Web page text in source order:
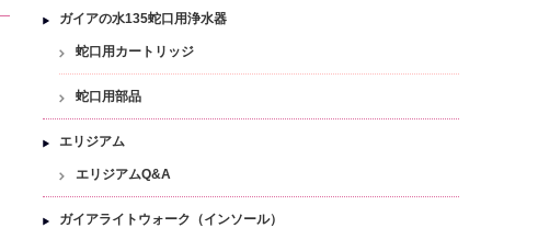
ガイアの水135蛇口用浄水器
蛇口用カートリッジ
蛇口用部品
エリジアム
エリジアムQ&A
ガイアライトウォーク（インソール）